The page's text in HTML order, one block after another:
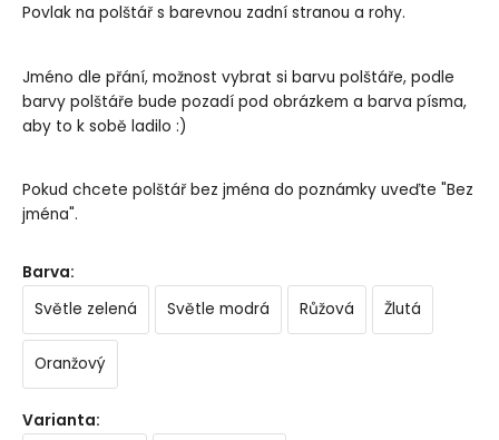
Povlak na polštář s barevnou zadní stranou a rohy.
Jméno dle přání, možnost vybrat si barvu polštáře, podle
barvy polštáře bude pozadí pod obrázkem a barva písma,
aby to k sobě ladilo :)
Pokud chcete polštář bez jména do poznámky uveďte "Bez
jména".
Barva:
Světle zelená
Světle modrá Růžová Žlutá
Oranžový
Varianta: